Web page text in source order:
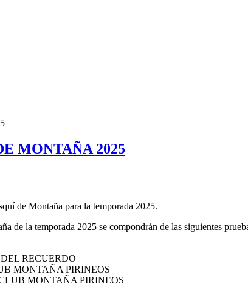
MONTAÑA 2025
de Montaña para la temporada 2025.
de la temporada 2025 se compondrán de las siguientes
RECUERDO
MONTAÑA PIRINEOS
MONTAÑA PIRINEOS